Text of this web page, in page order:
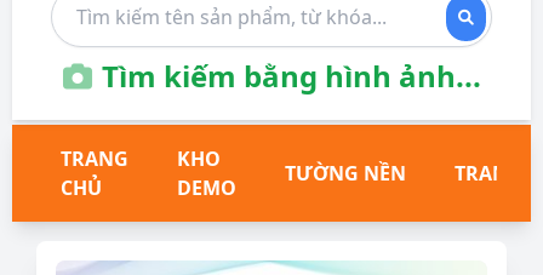
Tìm kiếm bằng hình ảnh...
TRANG
CHỦ
KHO
DEMO
TƯỜNG NỀN TRANH